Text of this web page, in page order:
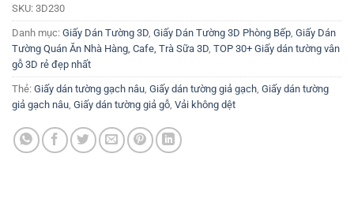
SKU: 3D230
Danh mục: Giấy Dán Tường 3D, Giấy Dán Tường 3D Phòng Bếp, Giấy Dán
Tường Quán Ăn Nhà Hàng, Cafe, Trà Sữa 3D, TOP 30+ Giấy dán tường vân
gỗ 3D rẻ đẹp nhất
Thẻ: Giấy dán tường gạch nâu, Giấy dán tường giả gạch, Giấy dán tường
giả gạch nâu, Giấy dán tường giả gỗ, Vải không dệt